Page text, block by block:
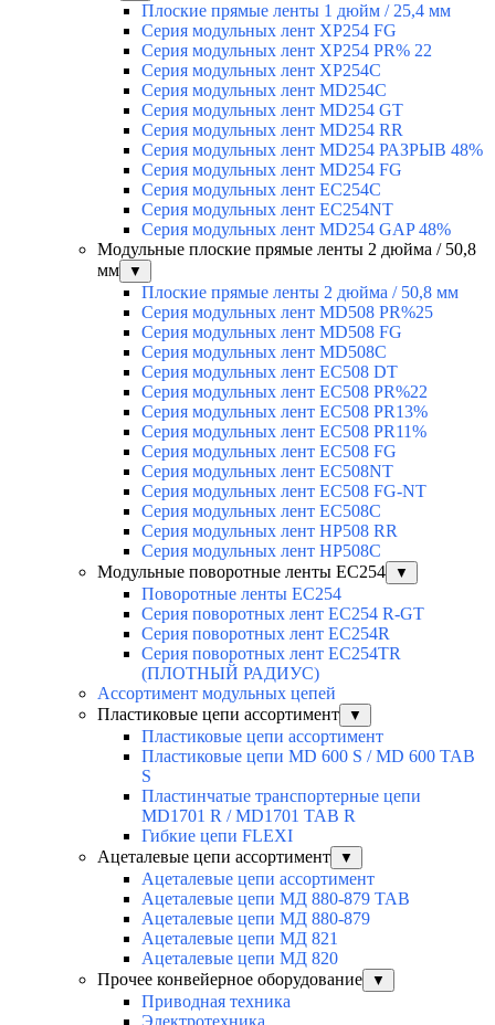
Плоские прямые ленты 1 дюйм / 25,4 мм
Серия модульных лент XP254 FG
Серия модульных лент XP254 PR% 22
Серия модульных лент XP254C
Серия модульных лент MD254C
Серия модульных лент MD254 GT
Серия модульных лент MD254 RR
Серия модульных лент MD254 РАЗРЫВ 48%
Серия модульных лент MD254 FG
Серия модульных лент EC254C
Серия модульных лент EC254NT
Серия модульных лент MD254 GAP 48%
Модульные плоские прямые ленты 2 дюйма / 50,8
мм
▼
Плоские прямые ленты 2 дюйма / 50,8 мм
Серия модульных лент MD508 PR%25
Серия модульных лент MD508 FG
Серия модульных лент MD508C
Серия модульных лент EC508 DT
Серия модульных лент EC508 PR%22
Серия модульных лент EC508 PR13%
Серия модульных лент EC508 PR11%
Серия модульных лент EC508 FG
Серия модульных лент EC508NT
Серия модульных лент EC508 FG-NT
Серия модульных лент EC508C
Серия модульных лент HP508 RR
Серия модульных лент HP508C
Модульные поворотные ленты EC254
▼
Поворотные ленты EC254
Серия поворотных лент EC254 R-GT
Серия поворотных лент EC254R
Серия поворотных лент EC254TR
(ПЛОТНЫЙ РАДИУС)
Ассортимент модульных цепей
Пластиковые цепи ассортимент
▼
Пластиковые цепи ассортимент
Пластиковые цепи MD 600 S / MD 600 TAB
S
Пластинчатые транспортерные цепи
MD1701 R / MD1701 TAB R
Гибкие цепи FLEXI
Ацеталевые цепи ассортимент
▼
Ацеталевые цепи ассортимент
Ацеталевые цепи МД 880-879 ТАВ
Ацеталевые цепи МД 880-879
Ацеталевые цепи МД 821
Ацеталевые цепи МД 820
Прочее конвейерное оборудование
▼
Приводная техника